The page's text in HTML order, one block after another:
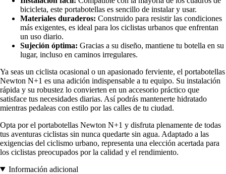
bicicleta, este portabotellas es sencillo de instalar y usar.
Materiales duraderos: Construido para resistir las condiciones
más exigentes, es ideal para los ciclistas urbanos que enfrentan
un uso diario.
Sujeción óptima: Gracias a su diseño, mantiene tu botella en su
lugar, incluso en caminos irregulares.
Ya seas un ciclista ocasional o un apasionado ferviente, el portabotellas
Newton N+1 es una adición indispensable a tu equipo. Su instalación
rápida y su robustez lo convierten en un accesorio práctico que
satisface tus necesidades diarias. Así podrás mantenerte hidratado
mientras pedaleas con estilo por las calles de tu ciudad.
Opta por el portabotellas Newton N+1 y disfruta plenamente de todas
tus aventuras ciclistas sin nunca quedarte sin agua. Adaptado a las
exigencias del ciclismo urbano, representa una elección acertada para
los ciclistas preocupados por la calidad y el rendimiento.
Información adicional